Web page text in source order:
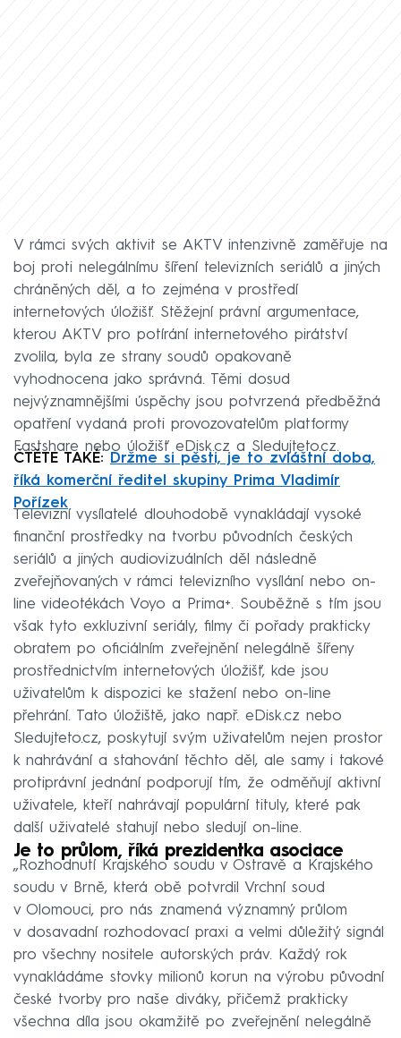
V rámci svých aktivit se AKTV intenzivně zaměřuje na
boj proti nelegálnímu šíření televizních seriálů a jiných
chráněných děl, a to zejména v prostředí
internetových úložišť. Stěžejní právní argumentace,
kterou AKTV pro potírání internetového pirátství
zvolila, byla ze strany soudů opakovaně
vyhodnocena jako správná. Těmi dosud
nejvýznamnějšími úspěchy jsou potvrzená předběžná
opatření vydaná proti provozovatelům platformy
Fastshare nebo úložišť eDisk.cz a Sledujteto.cz.
ČTĚTE TAKÉ:
Držme si pěsti, je to zvláštní doba,
říká komerční ředitel skupiny Prima Vladimír
Pořízek
Televizní vysílatelé dlouhodobě vynakládají vysoké
finanční prostředky na tvorbu původních českých
seriálů a jiných audiovizuálních děl následně
zveřejňovaných v rámci televizního vysílání nebo on-
line videotékách Voyo a Prima+. Souběžně s tím jsou
však tyto exkluzivní seriály, filmy či pořady prakticky
obratem po oficiálním zveřejnění nelegálně šířeny
prostřednictvím internetových úložišť, kde jsou
uživatelům k dispozici ke stažení nebo on-line
přehrání. Tato úložiště, jako např. eDisk.cz nebo
Sledujteto.cz, poskytují svým uživatelům nejen prostor
k nahrávání a stahování těchto děl, ale samy i takové
protiprávní jednání podporují tím, že odměňují aktivní
uživatele, kteří nahrávají populární tituly, které pak
další uživatelé stahují nebo sledují on-line.
Je to průlom, říká prezidentka asociace
„Rozhodnutí Krajského soudu v Ostravě a Krajského
soudu v Brně, která obě potvrdil Vrchní soud
v Olomouci, pro nás znamená významný průlom
v dosavadní rozhodovací praxi a velmi důležitý signál
pro všechny nositele autorských práv. Každý rok
vynakládáme stovky milionů korun na výrobu původní
české tvorby pro naše diváky, přičemž prakticky
všechna díla jsou okamžitě po zveřejnění nelegálně